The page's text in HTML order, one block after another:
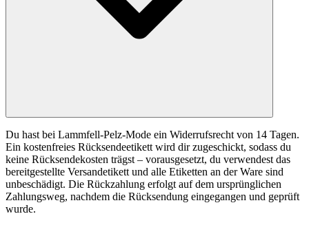
Du hast bei Lammfell-Pelz-Mode ein Widerrufsrecht von 14 Tagen.
Ein kostenfreies Rücksendeetikett wird dir zugeschickt, sodass du
keine Rücksendekosten trägst – vorausgesetzt, du verwendest das
bereitgestellte Versandetikett und alle Etiketten an der Ware sind
unbeschädigt. Die Rückzahlung erfolgt auf dem ursprünglichen
Zahlungsweg, nachdem die Rücksendung eingegangen und geprüft
wurde.